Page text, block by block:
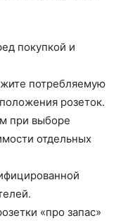
покупкой и
потребляемую
розеток.
при выборе
отдельных
«про запас»